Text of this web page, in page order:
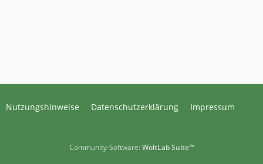
Nutzungshinweise Datenschutzerklärung Impressum
Community-Software:WoltLab Suite™